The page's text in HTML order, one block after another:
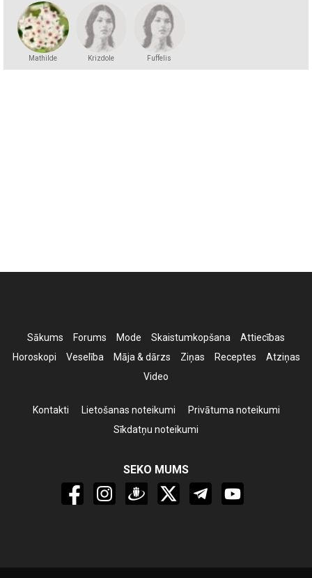
Mathilde Krizdole Fuffelis
Sākums Forums Mode Skaistumkopšana
Attiecības
Horoskopi
Veselība Māja & dārzs Ziņas Receptes
Atziņas
Video
Kontakti Lietošanas noteikumi
Privātuma noteikumi
Sīkdatņu noteikumi
SEKO MUMS